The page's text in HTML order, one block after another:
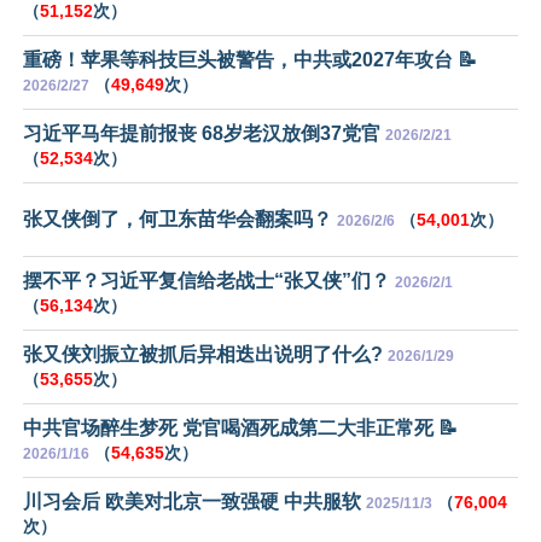
（51,152次）
重磅！苹果等科技巨头被警告，中共或2027年攻台 📝
2026/2/27 （49,649次）
习近平马年提前报丧 68岁老汉放倒37党官 2026/2/21
（52,534次）
张又侠倒了，何卫东苗华会翻案吗？ 2026/2/6 （54,001次）
摆不平？习近平复信给老战士“张又侠”们？ 2026/2/1
（56,134次）
张又侠刘振立被抓后异相迭出说明了什么? 2026/1/29
（53,655次）
中共官场醉生梦死 党官喝酒死成第二大非正常死 📝
2026/1/16 （54,635次）
川习会后 欧美对北京一致强硬 中共服软 2025/11/3 （76,004
次）